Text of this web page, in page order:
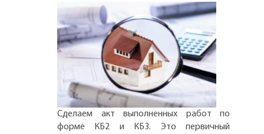
Сделаем акт выполненных работ по
форме КБ2 и КБ3. Это первичный